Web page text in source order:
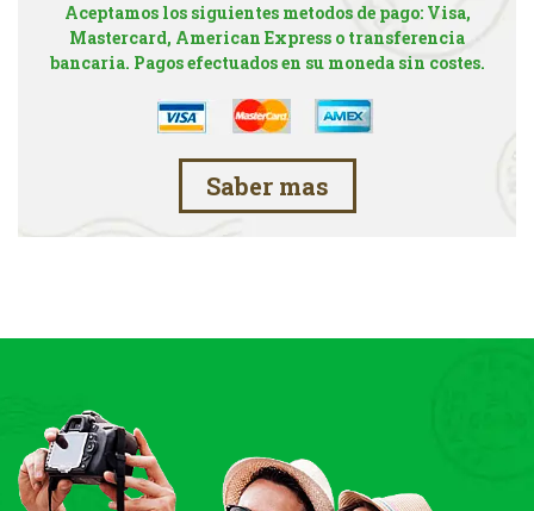
Aceptamos los siguientes metodos de pago: Visa,
Mastercard, American Express o transferencia
bancaria. Pagos efectuados en su moneda sin costes.
Saber mas